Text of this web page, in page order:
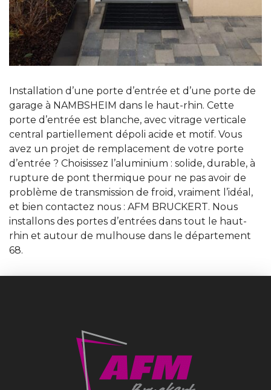
Installation d’une porte d’entrée et d’une porte de
garage à NAMBSHEIM dans le haut-rhin. Cette
porte d’entrée est blanche, avec vitrage verticale
central partiellement dépoli acide et motif. Vous
avez un projet de remplacement de votre porte
d’entrée ? Choisissez l’aluminium : solide, durable, à
rupture de pont thermique pour ne pas avoir de
problème de transmission de froid, vraiment l’idéal,
et bien contactez nous : AFM BRUCKERT. Nous
installons des portes d’entrées dans tout le haut-
rhin et autour de mulhouse dans le département
68.